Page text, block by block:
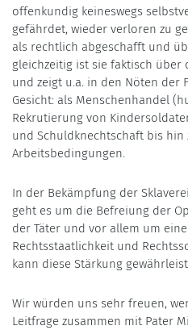
offenkundig keineswegs
gefährdet, wieder verloren zu
als rechtlich abgeschafft und
gleichzeitig ist sie faktisch über
und zeigt u.a. in den Nöten der
Gesicht: als Menschenhandel
Rekrutierung von
und Schuldknechtschaft bis hin
Arbeitsbedingungen.
In der Bekämpfung der
geht es um die Befreiung der
der Täter und vor allem um
Rechtsstaatlichkeit und
kann diese Stärkung
Wir würden uns sehr freuen,
Leitfrage zusammen mit Pater